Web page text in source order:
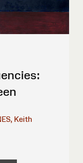
Keith